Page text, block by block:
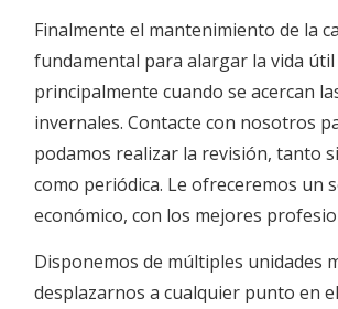
Finalmente el mantenimiento de la
fundamental para alargar la vida
principalmente cuando se acercan
invernales. Contacte con nosotros
podamos realizar la revisión, tanto
como periódica. Le ofreceremos un
económico, con los mejores
Disponemos de múltiples unidades
desplazarnos a cualquier punto en